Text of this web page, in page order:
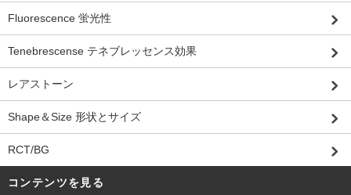
Fluorescence 蛍光性
Tenebrescense テネブレッセンス効果
レアストーン
Shape＆Size 形状とサイズ
RCT/BG
コンテンツを見る